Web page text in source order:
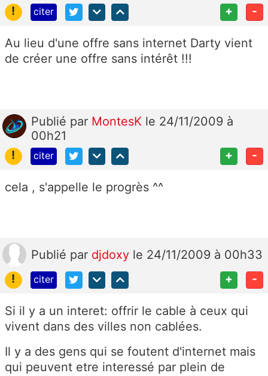
!
citer + -
Au lieu d'une offre sans internet Darty vient
de créer une offre sans intérêt !!!
Publié par MontesK le 24/11/2009 à
00h21
!
citer + -
cela , s'appelle le progrès ^^
Publié par djdoxy le 24/11/2009 à 00h33
!
citer + -
Si il y a un interet: offrir le cable à ceux qui
vivent dans des villes non cablées.
Il y a des gens qui se foutent d'internet mais
qui peuvent etre interessé par plein de